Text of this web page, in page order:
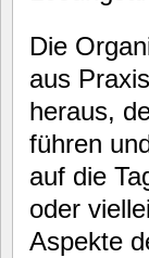
Die
aus
heraus,
führen
auf die
oder
Aspekte